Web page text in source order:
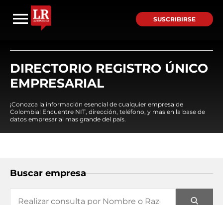
SUSCRIBIRSE
DIRECTORIO REGISTRO ÚNICO
EMPRESARIAL
¡Conozca la información esencial de cualquier empresa de
Colombia! Encuentre NIT, dirección, teléfono, y mas en la base de
datos empresarial mas grande del país.
Buscar empresa